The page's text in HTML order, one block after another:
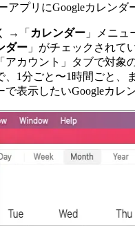
アプリにGoogleカレンダ
→「 カレンダー 」メニュ
ダー 」がチェックされて
「アカウント」タブで対象
1分ごと〜1時間ごと、
表示したいGoogleカレ